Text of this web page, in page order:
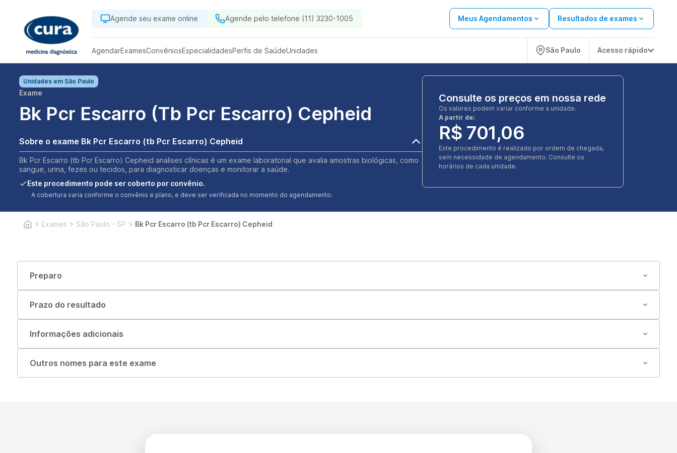
Agende seu exame online Agende pelo telefone (11) 3230-1005 Meus Agendamentos Resultados de exames
AgendarExamesConvêniosEspecialidadesPerfis de SaúdeUnidades São Paulo Acesso rápido
Unidades em São Paulo
Exame
Bk Pcr Escarro (tb Pcr Escarro) Cepheid
Sobre o exame Bk Pcr Escarro (tb Pcr Escarro) Cepheid
Bk Pcr Escarro (tb Pcr Escarro) Cepheid analises clínicas é um exame laboratorial que avalia amostras biológicas, como
sangue, urina, fezes ou tecidos, para diagnosticar doenças e monitorar a saúde.
Este procedimento pode ser coberto por convênio.
A cobertura varia conforme o convênio e plano, e deve ser verificada no momento do agendamento.
Consulte os preços em nossa rede
Os valores podem variar conforme a unidade.
A partir de:
R$ 701,06
Este procedimento é realizado por ordem de chegada,
sem necessidade de agendamento. Consulte os
horários de cada unidade.
Exames São Paulo - SP Bk Pcr Escarro (tb Pcr Escarro) Cepheid
Preparo
Prazo do resultado
Informações adicionais
Outros nomes para este exame